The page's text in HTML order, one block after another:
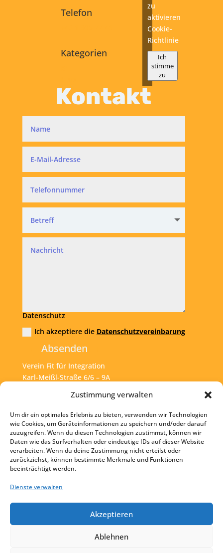
Zustimmung verwalten
Um dir ein optimales Erlebnis zu bieten, verwenden wir Technologien
wie Cookies, um Geräteinformationen zu speichern und/oder darauf
zuzugreifen. Wenn du diesen Technologien zustimmst, können wir
Daten wie das Surfverhalten oder eindeutige IDs auf dieser Website
verarbeiten. Wenn du deine Zustimmung nicht erteilst oder
zurückziehst, können bestimmte Merkmale und Funktionen
beeinträchtigt werden.
Dienste verwalten
Akzeptieren
Ablehnen
Telefon
Kategorien
zu
aktivieren
Cookie-
Richtlinie
Ich
stimme
zu
Kontakt
Datenschutz
Ich akzeptiere die Datenschutzvereinbarung
Absenden
Verein Fit für Integration
Karl-Meißl-Straße 6/6 – 9A
Tel:+43 1 925 77 46
Mail: office@fit4int.at
Startseite
Kontakt
Impressum